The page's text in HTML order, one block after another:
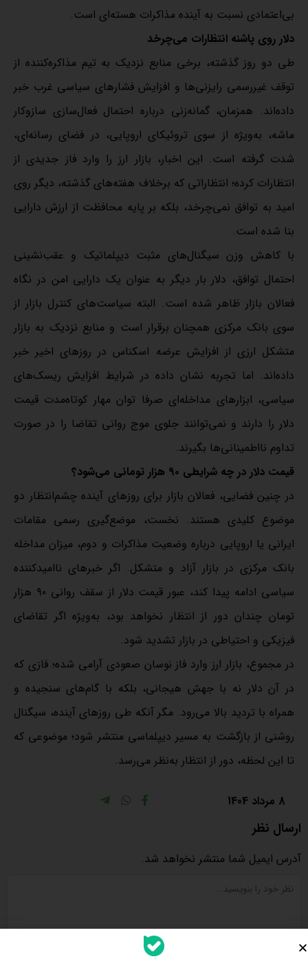
بی‌اعتمادی نسبت به آینده مذاکرات هسته‌ای است.
دلار روی پاشنه انتظارات می‌چرخد
طی دو روز گذشته، برخی منابع نزدیک به تیم مذاکره‌کننده از
توقف غیررسمی رایزنی‌ها و افزایش فشارهای سیاسی غرب خبر
داده‌اند. همزمان، گمانه‌زنی درباره احتمال فعال‌سازی سازوکار
ماشه، به‌ویژه از سوی تروئیکای اروپایی، در فضای رسانه‌ای،
شدت گرفته است. این اخبار، بازار ارز را وارد فاز جدیدی از
انتظارات کرده؛ انتظاراتی که برخلاف هفته‌های گذشته، دیگر روی
امید به توافق نمی‌چرخد، بلکه بر پایه‌ محافظت از ارزش دارایی
بنا شده است.
با کاهش وزن سیگنال‌های مثبت دیپلماتیک و عقب‌نشینی
احتمال توافق، دلار بار دیگر به عنوان یک دارایی امن در نگاه
فعالان بازار ظاهر شده است. البته سیاست‌های کنترل بازار از
سوی بانک مرکزی همچنان برقرار است و منابع نزدیک به بازار
متشکل ارزی از افزایش عرضه اسکناس در روزهای اخیر خبر
داده‌اند. اما تجربه نشان داده در شرایط افزایش ریسک‌های
سیاسی، ابزارهای مداخله‌ای صرفا توان مهار کوتاه‌مدت قیمت
دلار را دارند و نمی‌توانند جلوی موج روانی تقاضا را در صورت
تداوم نااطمینانی‌ها بگیرند.
قیمت دلار در چه شرایطی ۹۰ هزار تومانی می‌شود؟
در چنین فضایی، فعالان بازار برای روزهای آینده چشم‌انتظار دو
موضوع کلیدی‌ هستند. نخست، موضع‌گیری رسمی مقامات
ایرانی یا اروپایی درباره وضعیت مذاکرات و دوم، میزان مداخله
بانک مرکزی در بازار آزاد و متشکل. اگر خبرهای ناامیدکننده
سیاسی ادامه پیدا کند، عبور قیمت دلار از سقف روانی ۹۰ هزار
تومان چندان دور از انتظار نخواهد بود، به‌ویژه اگر تقاضای
فیزیکی و احتیاطی در بازار تشدید شود.
در مجموع، بازار ارز وارد فاز نوسان صعودی آرامی شده؛ فازی که
در آن دلار نه با جهش هیجانی، بلکه با گام‌های سنجیده و
همراه با تردید بالا می‌رود. مگر آنکه طی روزهای آینده، سیگنال
روشنی از بازگشت به مسیر دیپلماسی منتشر شود؛ موضوعی که
تا این لحظه، دور از انتظار به‌نظر می‌رسد.
8 مرداد 1404
ارسال نظر
آدرس ایمیل شما منتشر نخواهد شد.